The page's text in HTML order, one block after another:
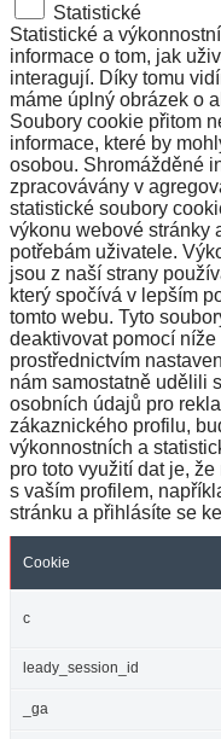
Statistické
Statistické a
informace o tom, jak
interagují. Díky tomu
máme úplný obrázek o
Soubory cookie přitom
informace, které by
osobou. Shromážděné
zpracovávány v
statistické soubory
výkonu webové stránky
potřebám uživatele.
jsou z naší strany
který spočívá v lepším
tomto webu. Tyto
deaktivovat pomocí
prostřednictvím
nám samostatně udělili
osobních údajů pro
zákaznického profilu,
výkonnostních a
pro toto využití dat je,
s vaším profilem,
stránku a přihlásíte se
Cookie
c
leady_session_id
_ga